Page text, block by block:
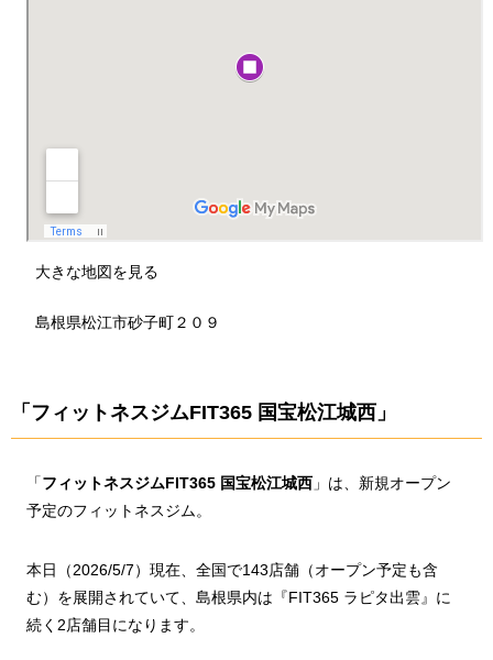
大きな地図を見る
島根県松江市砂子町２０９
「フィットネスジムFIT365 国宝松江城西」
「フィットネスジムFIT365 国宝松江城西 」は、新規オープン
予定のフィットネスジム。
本日（2026/5/7）現在、全国で143店舗（オープン予定も含
む）を展開されていて、島根県内は『FIT365 ラピタ出雲』に
続く2店舗目になります。